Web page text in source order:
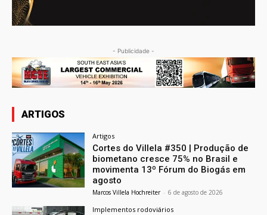
- Publicidade -
ARTIGOS
Artigos
Cortes do Villela #350 | Produção de
biometano cresce 75% no Brasil e
movimenta 13º Fórum do Biogás em
agosto
Marcos Villela Hochreiter - 6 de agosto de 2026
Implementos rodoviários